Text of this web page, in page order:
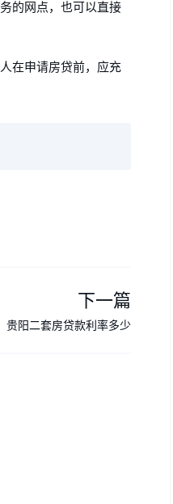
的网点，也可以直接
在申请房贷前，应充
下一篇
贵阳二套房贷款利率多少